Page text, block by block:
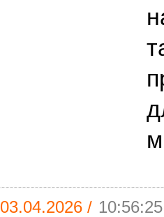
03.04.2026 / 10:56:25